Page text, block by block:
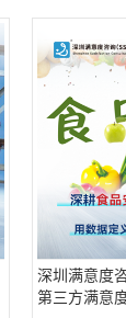
深圳满意度
第三方满意